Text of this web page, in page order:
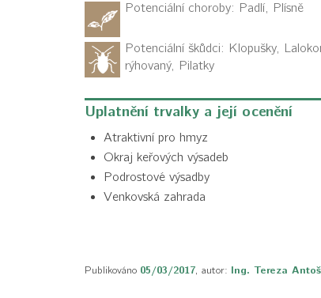
Potenciální choroby: Padlí, Plísně
Potenciální škůdci: Klopušky,
rýhovaný, Pilatky
Uplatnění trvalky a její ocenění
Atraktivní pro hmyz
Okraj keřových výsadeb
Podrostové výsadby
Venkovská zahrada
Publikováno 05/03/2017, autor: Ing. Tereza